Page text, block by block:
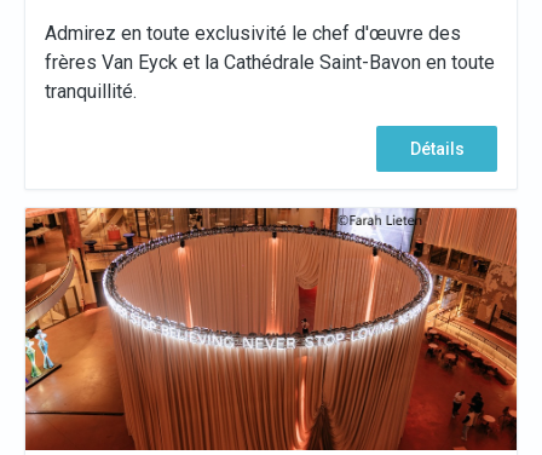
Admirez en toute exclusivité le chef d'œuvre des
frères Van Eyck et la Cathédrale Saint-Bavon en toute
tranquillité.
Détails